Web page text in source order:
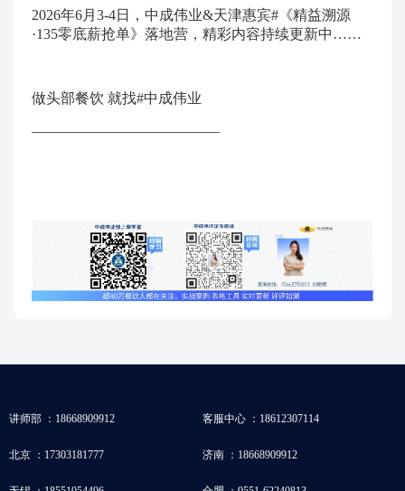
2026年6月3-4日，中成伟业&天津惠宾#《精益溯源
·135零底薪抢单》落地营，精彩内容持续更新中……
做头部餐饮 就找#中成伟业
—————————————
讲师部 ：18668909912 客服中心 ：18612307114
北京 ：17303181777 济南 ：18668909912